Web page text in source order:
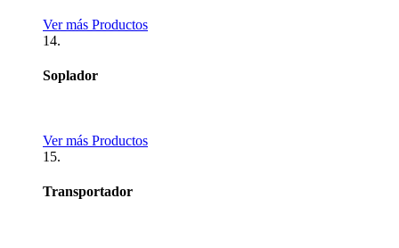
Ver más Productos
14.
Soplador
Ver más Productos
15.
Transportador